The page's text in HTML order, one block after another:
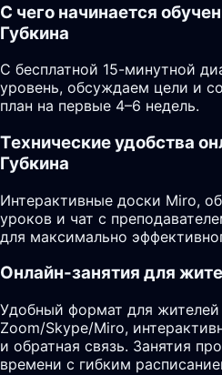
С чего начинается
Губкина
С бесплатной 15-минутной
уровень, обсуждаем цели и
план на первые 4–6 недель.
Технические удобства
Губкина
Интерактивные доски Miro,
уроков и чат с
для максимально
Онлайн-занятия для
Удобный формат для жителей
Zoom/Skype/Miro,
и обратная связь. Занятия
времени с гибким